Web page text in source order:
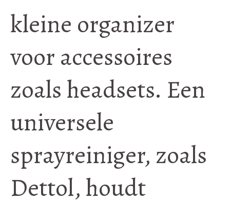
kleine organizer
voor accessoires
zoals headsets. Een
universele
sprayreiniger, zoals
Dettol, houdt